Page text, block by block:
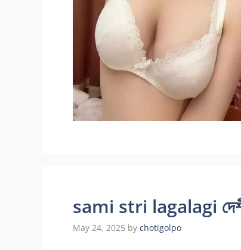
sami stri lagalagi দেশী
May 24, 2025 by chotigolpo